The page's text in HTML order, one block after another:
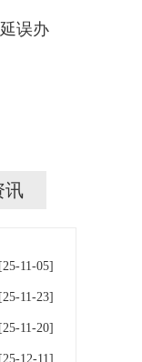
误办
讯
[25-11-05]
[25-11-23]
[25-11-20]
[25-12-11]